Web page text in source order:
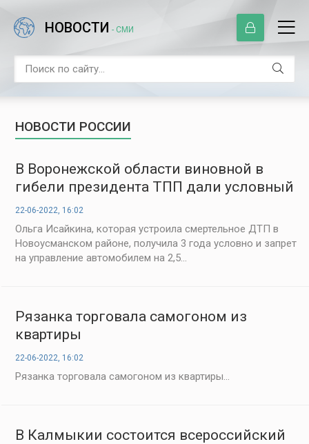
НОВОСТИ - СМИ
НОВОСТИ РОССИИ
В Воронежской области виновной в
гибели президента ТПП дали условный
срок
22-06-2022, 16:02
Ольга Исайкина, которая устроила смертельное ДТП в
Новоусманском районе, получила 3 года условно и запрет
на управление автомобилем на 2,5...
Рязанка торговала самогоном из
квартиры
22-06-2022, 16:02
Рязанка торговала самогоном из квартиры...
В Калмыкии состоится всероссийский